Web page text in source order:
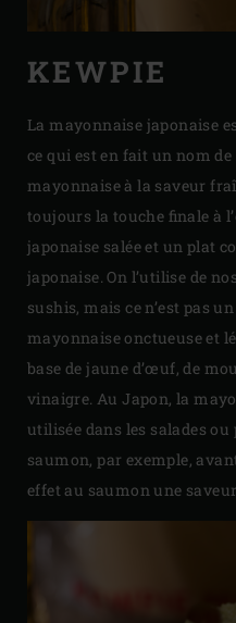
KEWPIE
La mayonnaise japonaise
ce qui est en fait un nom
mayonnaise à la saveur
toujours la touche finale à
japonaise salée et un plat
japonaise. On l’utilise de
sushis, mais ce n’est pas
mayonnaise onctueuse et
base de jaune d’œuf, de
vinaigre. Au Japon, la
utilisée dans les salades
saumon, par exemple,
effet au saumon une